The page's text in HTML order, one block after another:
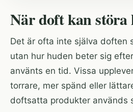
När doft kan störa
Det är ofta inte själva doften
utan hur huden beter sig
använts en tid. Vissa
torrare, mer spänd eller
doftsatta produkter används